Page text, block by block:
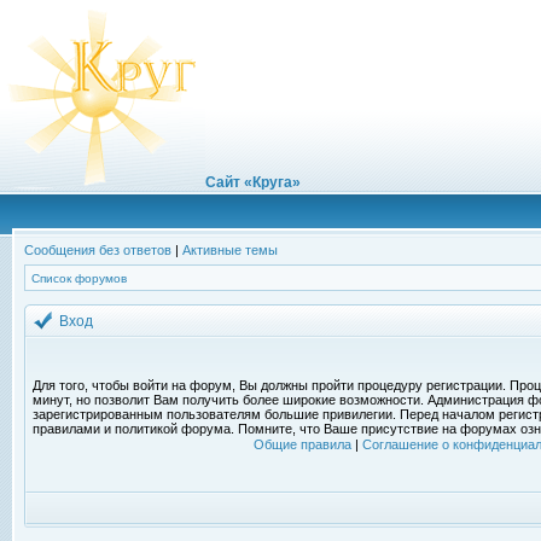
Сайт «Круга»
Сообщения без ответов | Активные темы
Список форумов
Вход
Для того, чтобы войти на форум, Вы должны пройти процедуру регистрации.
минут, но позволит Вам получить более широкие возможности. Администрация
зарегистрированным пользователям большие привилегии. Перед началом
правилами и политикой форума. Помните, что Ваше присутствие на форумах
Общие правила| Соглашение о